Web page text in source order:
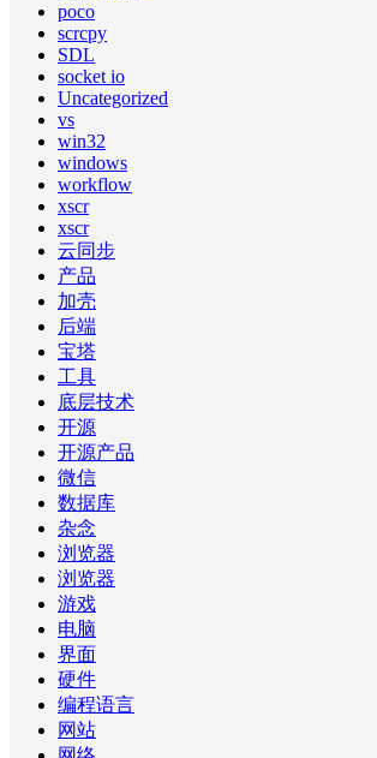
poco
scrcpy
SDL
socket io
Uncategorized
vs
win32
windows
workflow
xscr
xscr
云同步
产品
加壳
后端
宝塔
工具
底层技术
开源
开源产品
微信
数据库
杂念
浏览器
浏览器
游戏
电脑
界面
硬件
编程语言
网站